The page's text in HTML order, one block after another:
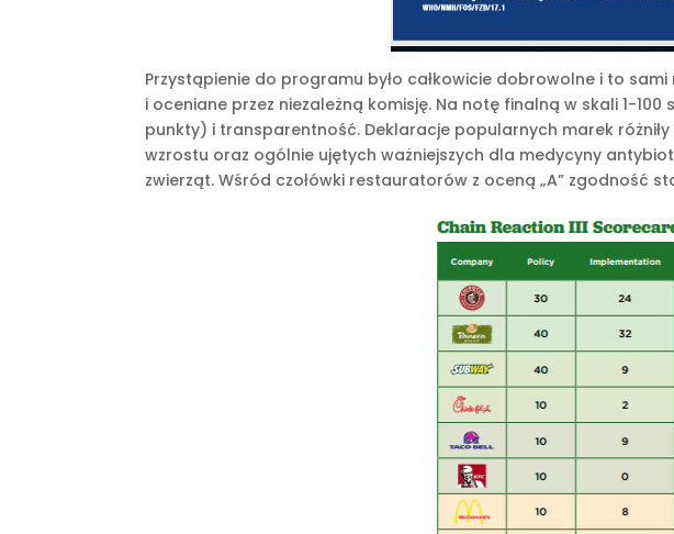
Przystąpienie do programu było całkowicie dobrowolne i to
i oceniane przez niezależną komisję. Na notę finalną w skali 1-
punkty) i transparentność. Deklaracje popularnych marek
wzrostu oraz ogólnie ujętych ważniejszych dla medycyny
zwierząt. Wśród czołówki restauratorów z oceną „A” zgodność